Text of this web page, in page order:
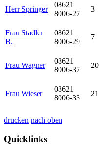
Herr Springer
08621
8006-27
3
Frau Stadler
B.
08621
8006-29
7
Frau Wagner
08621
8006-37
20
Frau Wieser
08621
8006-33
21
drucken nach oben
Quicklinks